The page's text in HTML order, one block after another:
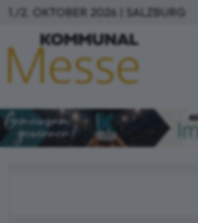
Direkt zum Inhalt
1./2. OKTOBER 2026 | SALZBURG